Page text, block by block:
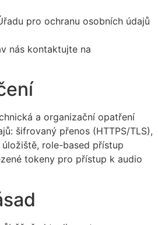
pro ochranu osobních údajů
nás kontaktujte na
a organizační opatření
šifrovaný přenos (HTTPS/TLS),
role-based přístup
tokeny pro přístup k audio